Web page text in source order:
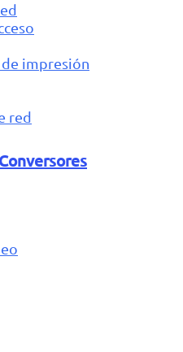
impresión
red